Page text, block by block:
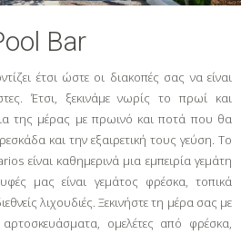
Bar
έτσι ώστε οι διακοπές σας να είναι
Έτσι, ξεκινάμε νωρίς το πρωί και
της μέρας με πρωινό και ποτά που θα
και την εξαιρετική τους γεύση. Το
είναι καθημερινά μια εμπειρία γεμάτη
μας είναι γεμάτος φρέσκα, τοπικά
λιχουδιές. Ξεκινήστε τη μέρα σας με
ομελέτες από φρέσκα,